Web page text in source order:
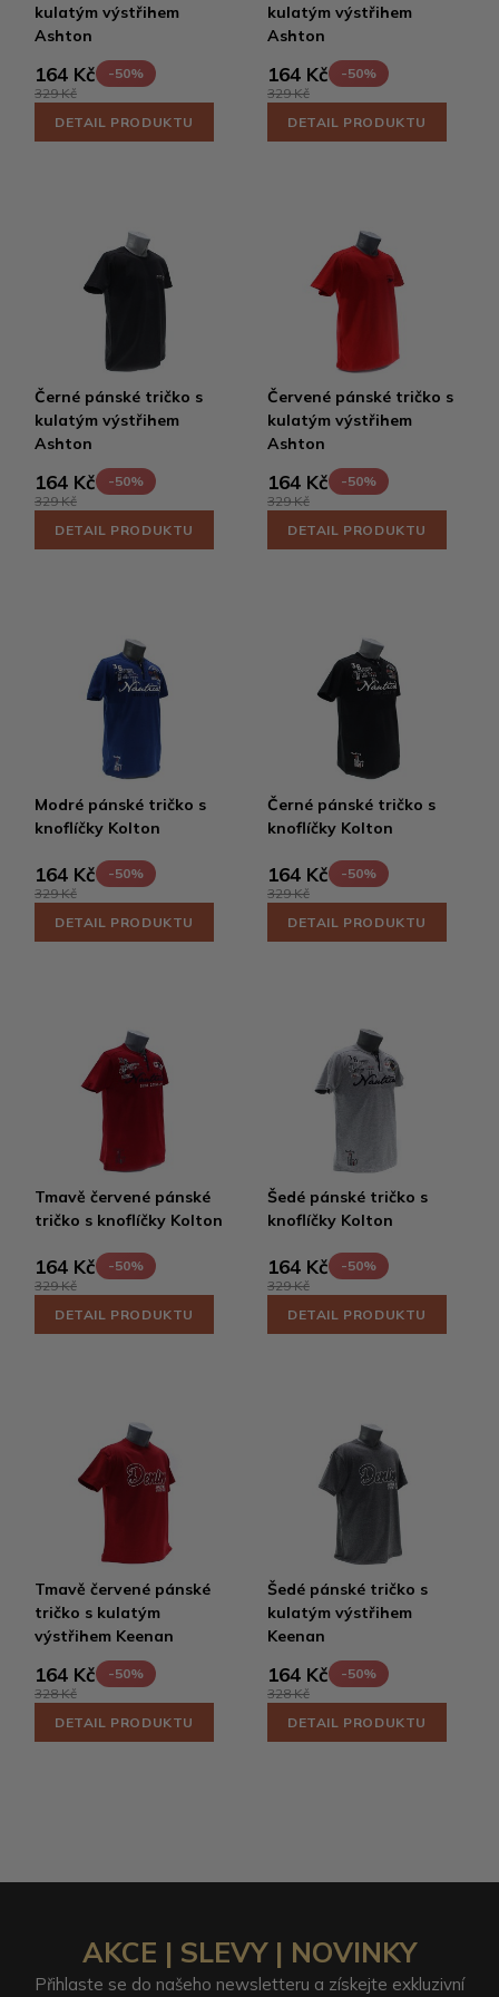
kulatým výstřihem
Ashton
164 Kč
-50%
329 Kč
DETAIL PRODUKTU
kulatým výstřihem
Ashton
164 Kč
-50%
329 Kč
DETAIL PRODUKTU
Černé pánské tričko s
kulatým výstřihem
Ashton
164 Kč
-50%
329 Kč
DETAIL PRODUKTU
Červené pánské tričko s
kulatým výstřihem
Ashton
164 Kč
-50%
329 Kč
DETAIL PRODUKTU
Modré pánské tričko s
knoflíčky Kolton
164 Kč
-50%
329 Kč
DETAIL PRODUKTU
Černé pánské tričko s
knoflíčky Kolton
164 Kč
-50%
329 Kč
DETAIL PRODUKTU
Tmavě červené pánské
tričko s knoflíčky Kolton
164 Kč
-50%
329 Kč
DETAIL PRODUKTU
Šedé pánské tričko s
knoflíčky Kolton
164 Kč
-50%
329 Kč
DETAIL PRODUKTU
Tmavě červené pánské
tričko s kulatým
výstřihem Keenan
164 Kč
-50%
328 Kč
DETAIL PRODUKTU
Šedé pánské tričko s
kulatým výstřihem
Keenan
164 Kč
-50%
328 Kč
DETAIL PRODUKTU
AKCE | SLEVY | NOVINKY
Přihlaste se do našeho newsletteru a získejte exkluzivní